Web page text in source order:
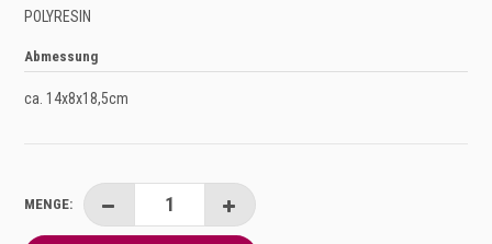
POLYRESIN
Abmessung
ca. 14x8x18,5cm
MENGE: